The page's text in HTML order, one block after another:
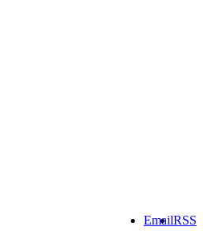
RSS
Email